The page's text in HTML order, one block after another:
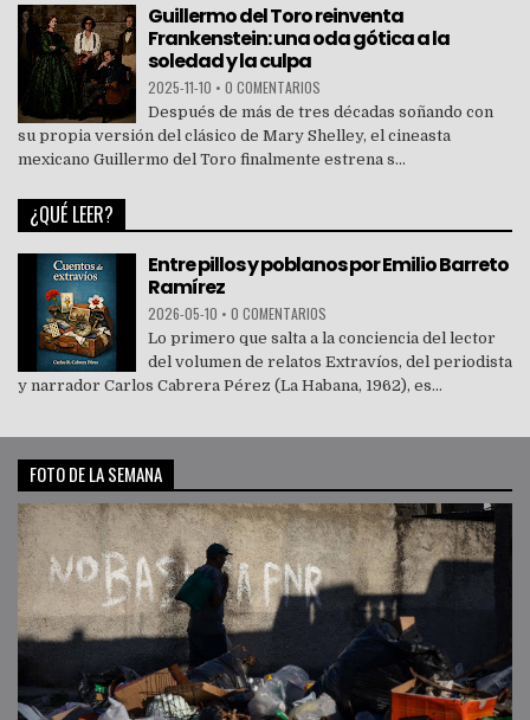
Guillermo del Toro reinventa
Frankenstein: una oda gótica a la
soledad y la culpa
2025-11-10 • 0 COMENTARIOS
Después de más de tres décadas soñando con
su propia versión del clásico de Mary Shelley, el cineasta
mexicano Guillermo del Toro finalmente estrena s...
¿QUÉ LEER?
Entre pillos y poblanos por Emilio Barreto
Ramírez
2026-05-10 • 0 COMENTARIOS
Lo primero que salta a la conciencia del lector
del volumen de relatos Extravíos, del periodista
y narrador Carlos Cabrera Pérez (La Habana, 1962), es...
FOTO DE LA SEMANA